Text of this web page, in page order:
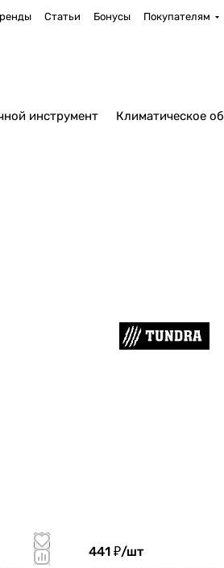
Статьи Бонусы Покупателям
инструмент Климатическое
441 ₽/шт